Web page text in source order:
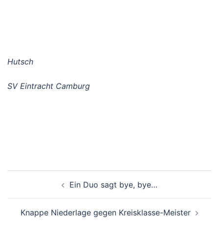
Hutsch
SV Eintracht Camburg
Ein Duo sagt bye, bye…
Knappe Niederlage gegen Kreisklasse-Meister